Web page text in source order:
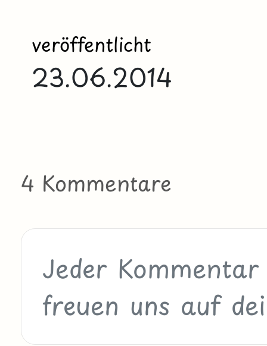
veröffentlicht
23.06.2014
4 Kommentare